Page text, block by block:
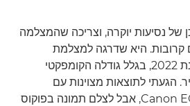
של נסיעות יוקרה, וצריכה שהמצלמה
קרובות. היא שדרגה למצלמת
בשנת 2022, בגלל גודלה הקומפקטי
הגעתי לתוצאות מצוינות עם
מצלמתCanon EOS 7D Mark II, אבל לצלם תמונה בפוקוס